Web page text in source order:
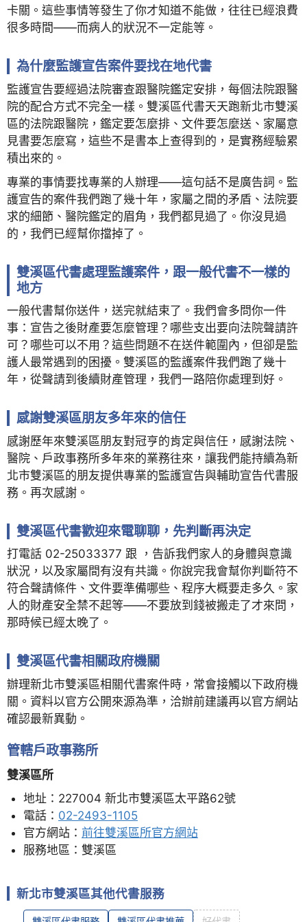
卡關。這些事情等發生了你才知道不能做，往往已經浪費
很多時間——而病人的狀況不一定能等。
為什麼監護宣告案件要找在地代書
監護宣告要經過法院審查跟醫院鑑定安排，每個法院跟醫
院的配合方式不完全一樣。雙溪區代書天天跑新北市雙溪
區的法院跟醫院，鑑定要怎麼排、文件要怎麼送、家屬意
見書要怎麼寫，這些不是書本上查得到的，是實務經驗累
積出來的。
專業的事情要找專業的人辦理——這句話不是廣告詞。監
護宣告的案件我們跑了幾十年，家屬之間的矛盾、法院要
求的細節、醫院鑑定的眉角，我們都見過了。你沒見過
的，我們已經幫你擋掉了。
雙溪區代書處理監護案件，跟一般代書不一樣的
地方
一般代書幫你送件，送完就結束了。我們會多問你一件
事：宣告之後財產要怎麼管理？哪些支出要向法院聲請許
可？哪些可以不用？這些問題不在送件範圍內，但卻是監
護人最常遇到的困擾。雙溪區的監護案件我們跑了幾十
年，從聲請到後續財產管理，我們一路陪你處理到好。
感謝雙溪區朋友多年來的信任
感謝歷年來雙溪區朋友對冠亨的肯定與信任，感謝法院、
醫院、戶政事務所多年來的業務往來，讓我們能持續為新
北市雙溪區的朋友提供專業的監護宣告與輔助宣告代書服
務。再次感謝。
雙溪區代書歡迎來電聊聊，先判斷再決定
打電話 02-25033377 跟 ，告訴我們家人的身體與意識
狀況，以及家屬間有沒有共識。你說完我會幫你判斷符不
符合聲請條件、文件要準備哪些、程序大概要走多久。家
人的財產安全禁不起等——不要放到錢被搬走了才來問，
那時候已經太晚了。
雙溪區代書相關政府機關
辦理新北市雙溪區相關代書案件時，常會接觸以下政府機
關。資料以官方公開來源為準，洽辦前建議再以官方網站
確認最新異動。
管轄戶政事務所
雙溪區所
地址：227004 新北市雙溪區太平路62號
電話： 02-2493-1105
官方網站： 前往雙溪區所官方網站
服務地區：雙溪區
新北市雙溪區其他代書服務